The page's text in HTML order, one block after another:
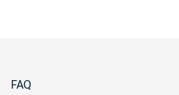
FAQ